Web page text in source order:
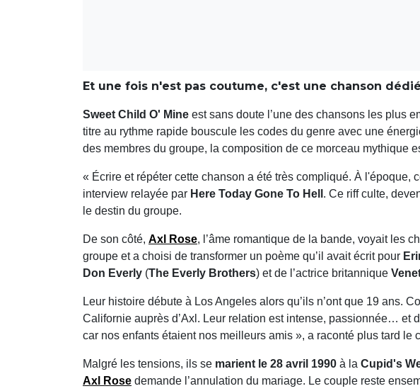
Et une fois n'est pas coutume, c'est une chanson
Sweet Child O' Mine est sans doute l’une des chansons les plus
titre au rythme rapide bouscule les codes du genre avec une
des membres du groupe, la composition de ce morceau mythique
« Écrire et répéter cette chanson a été très compliqué. À l'époque,
interview relayée par Here Today Gone To Hell . Ce riff culte,
le destin du groupe.
De son côté, Axl Rose, l’âme romantique de la bande, voyait les
groupe et a choisi de transformer un poème qu’il avait écrit pour
Don Everly (The Everly Brothers) et de l’actrice britannique
Leur histoire débute à Los Angeles alors qu’ils n’ont que 19 ans.
Californie auprès d’Axl. Leur relation est intense, passionnée… et
car nos enfants étaient nos meilleurs amis », a raconté plus tard
Malgré les tensions, ils se marient le 28 avril 1990 à la Cupid's
Axl Rose demande l’annulation du mariage. Le couple reste